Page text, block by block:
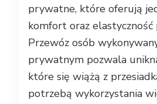
prywatne, które oferują
komfort oraz elastyczność
Przewóz osób
prywatnym pozwala
które się wiążą z
potrzebą wykorzystania